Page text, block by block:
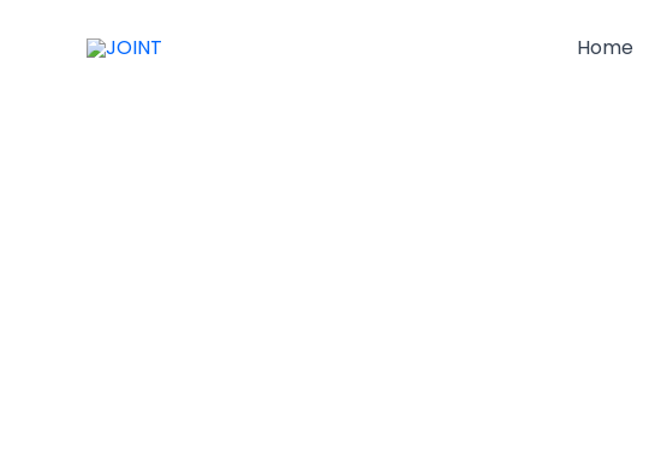
Home